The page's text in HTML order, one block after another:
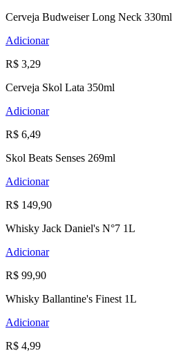
Cerveja Budweiser Long Neck 330ml
Adicionar
R$ 3,29
Cerveja Skol Lata 350ml
Adicionar
R$ 6,49
Skol Beats Senses 269ml
Adicionar
R$ 149,90
Whisky Jack Daniel's N°7 1L
Adicionar
R$ 99,90
Whisky Ballantine's Finest 1L
Adicionar
R$ 4,99